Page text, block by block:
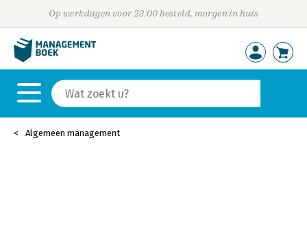
Op werkdagen voor 23:00 besteld, morgen in huis
Algemeen management